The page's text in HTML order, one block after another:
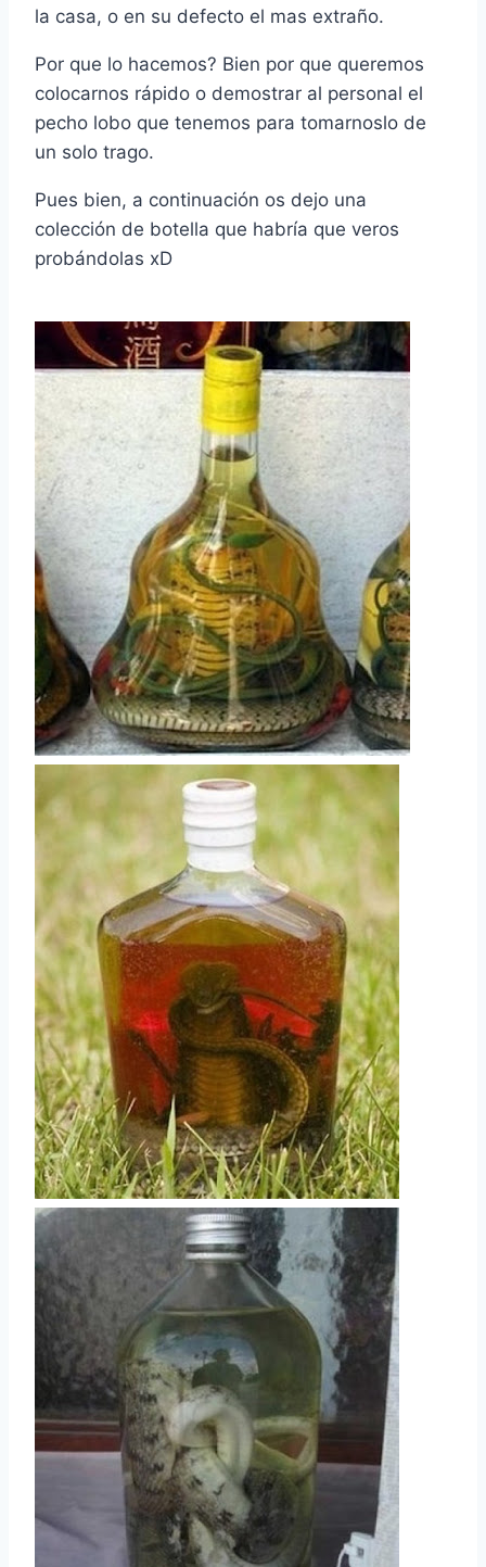
la casa, o en su defecto el mas extraño.
Por que lo hacemos? Bien por que queremos
colocarnos rápido o demostrar al personal el
pecho lobo que tenemos para tomarnoslo de
un solo trago.
Pues bien, a continuación os dejo una
colección de botella que habrí­a que veros
probándolas xD